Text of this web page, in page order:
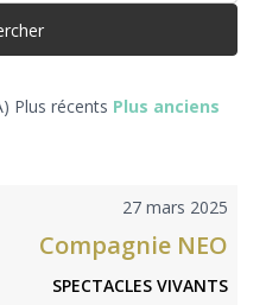
Plus récents Plus anciens
27 mars 2025
Compagnie NEO
SPECTACLES VIVANTS